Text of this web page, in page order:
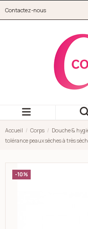
Contactez-nous
Accueil Corps Douche &
tolérance peaux sèches à très
-10%